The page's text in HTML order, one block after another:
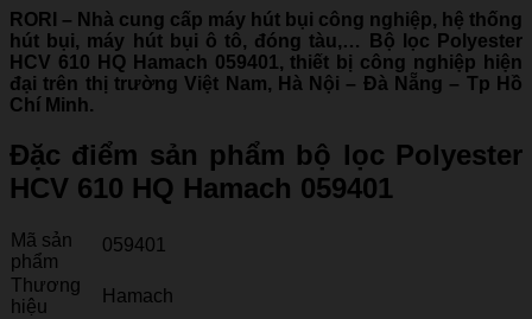
RORI – Nhà cung cấp máy hút bụi công nghiệp, hệ thống
hút bụi, máy hút bụi ô tô, đóng tàu,… Bộ lọc Polyester
HCV 610 HQ Hamach 059401, thiết bị công nghiệp hiện
đại trên thị trường Việt Nam, Hà Nội – Đà Nẵng – Tp Hồ
Chí Minh.
Đặc điểm sản phẩm bộ lọc Polyester
HCV 610 HQ Hamach 059401
Mã sản
phẩm
059401
Thương
hiệu
Hamach